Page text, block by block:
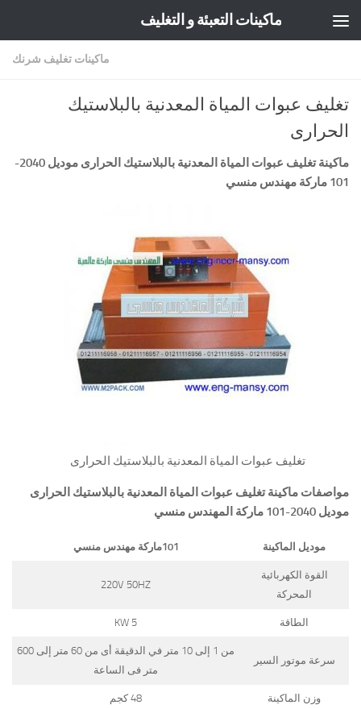
ماكينات التعبئة و التغليف
ماكينات تغليف شرنك
تغليف عبوات المياة المعدنية بالبلاستيك
الحرارى
ماكينة تغليف عبوات المياة المعدنية بالبلاستيك الحرارى موديل
2040-
101 ماركة مهندس منسي
تغليف عبوات المياة المعدنية بالبلاستيك الحرارى
مواصفات ماكينةتغليف عبوات المياة المعدنية بالبلاستيك الحرارى
موديل 2040-101 ماركة المهندس منسي
موديل الماكينة 101ماركة مهندس منسي
القوة الكهربائية
المحركة
220V 50HZ
الطاقة 5 KW
سرعة موتور السير
من 1 إلى 10 متر في الدقيقة أى من 60 متر إلى 600
متر فى الساعة
وزن الماكينة 48 كجم